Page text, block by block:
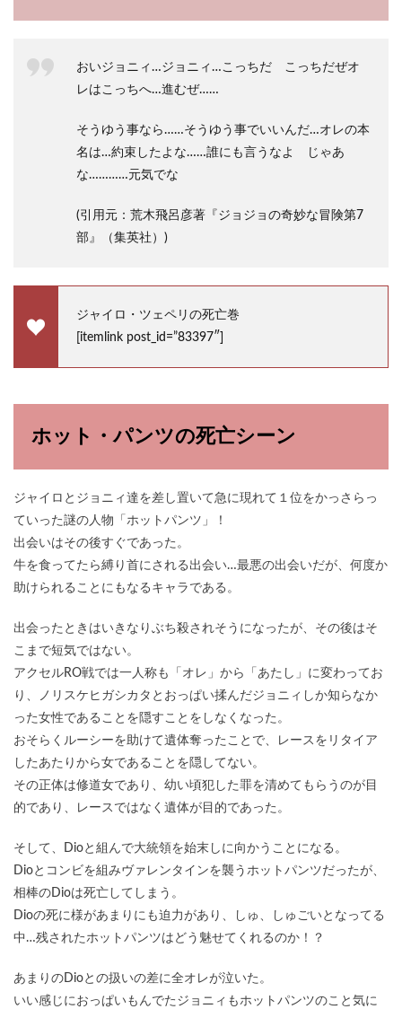
おいジョニィ…ジョニィ…こっちだ こっちだぜオ
レはこっちへ…進むぜ……
そうゆう事なら……そうゆう事でいいんだ…オレの本
名は…約束したよな……誰にも言うなよ じゃあ
な…………元気でな
(引用元：荒木飛呂彦著『ジョジョの奇妙な冒険第7
部』（集英社）)
ジャイロ・ツェペリの死亡巻
[itemlink post_id=”83397″]
ホット・パンツの死亡シーン
ジャイロとジョニィ達を差し置いて急に現れて１位をかっさらっ
ていった謎の人物「ホットパンツ」！
出会いはその後すぐであった。
牛を食ってたら縛り首にされる出会い…最悪の出会いだが、何度か
助けられることにもなるキャラである。
出会ったときはいきなりぶち殺されそうになったが、その後はそ
こまで短気ではない。
アクセルRO戦では一人称も「オレ」から「あたし」に変わってお
り、ノリスケヒガシカタとおっぱい揉んだジョニィしか知らなか
った女性であることを隠すことをしなくなった。
おそらくルーシーを助けて遺体奪ったことで、レースをリタイア
したあたりから女であることを隠してない。
その正体は修道女であり、幼い頃犯した罪を清めてもらうのが目
的であり、レースではなく遺体が目的であった。
そして、Dioと組んで大統領を始末しに向かうことになる。
Dioとコンビを組みヴァレンタインを襲うホットパンツだったが、
相棒のDioは死亡してしまう。
Dioの死に様があまりにも迫力があり、しゅ、しゅごいとなってる
中…残されたホットパンツはどう魅せてくれるのか！？
あまりのDioとの扱いの差に全オレが泣いた。
いい感じにおっぱいもんでたジョニィもホットパンツのこと気に